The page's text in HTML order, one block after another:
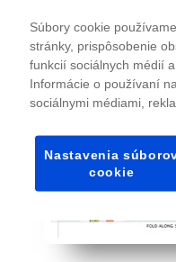
Stačí vytlačiť,
Sprievodné výzvy
Vytvorte si
Rozloženie vhodné
Súbory cookie
stránky, prispôsobenie
funkcií sociálnych médií
Informácie o používaní
sociálnymi médiami,
Nastavenia
cookie